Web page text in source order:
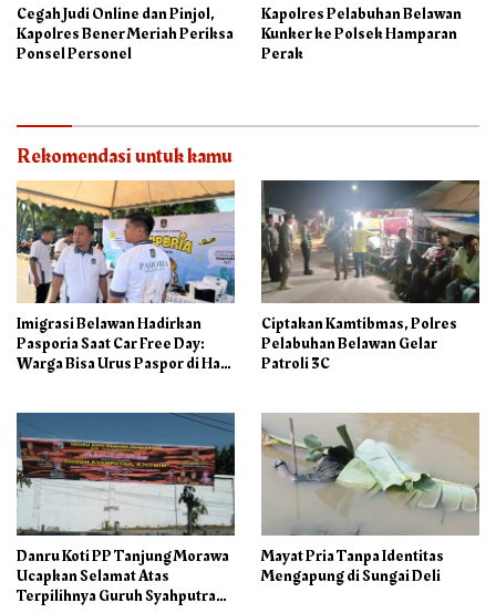
Cegah Judi Online dan Pinjol,
Kapolres Bener Meriah Periksa
Ponsel Personel
Kapolres Pelabuhan Belawan
Kunker ke Polsek Hamparan
Perak
Rekomendasi untuk kamu
Imigrasi Belawan Hadirkan
Pasporia Saat Car Free Day:
Warga Bisa Urus Paspor di Hari
Ciptakan Kamtibmas, Polres
Pelabuhan Belawan Gelar
Patroli 3C
Danru Koti PP Tanjung Morawa
Ucapkan Selamat Atas
Terpilihnya Guruh Syahputra
Mayat Pria Tanpa Identitas
Mengapung di Sungai Deli